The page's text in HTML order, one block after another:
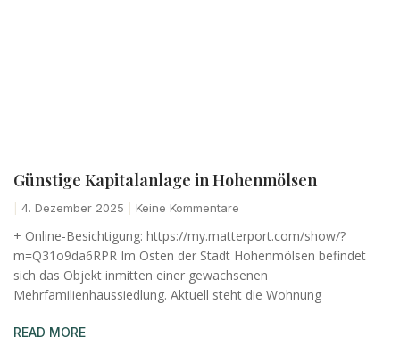
Günstige Kapitalanlage in Hohenmölsen
4. Dezember 2025 Keine Kommentare
+ Online-Besichtigung: https://my.matterport.com/show/?
m=Q31o9da6RPR Im Osten der Stadt Hohenmölsen befindet
sich das Objekt inmitten einer gewachsenen
Mehrfamilienhaussiedlung. Aktuell steht die Wohnung
READ MORE